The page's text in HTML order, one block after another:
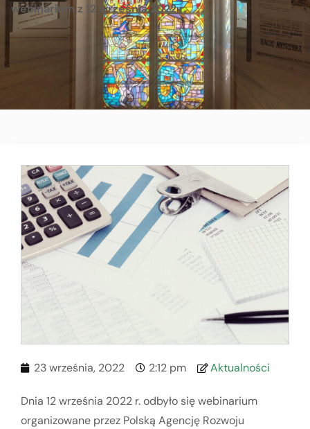
webinarium z 12 września 2022 r.
23 września, 2022 2:12 pm Aktualności
Dnia 12 września 2022 r. odbyło się webinarium
organizowane przez Polską Agencję Rozwoju